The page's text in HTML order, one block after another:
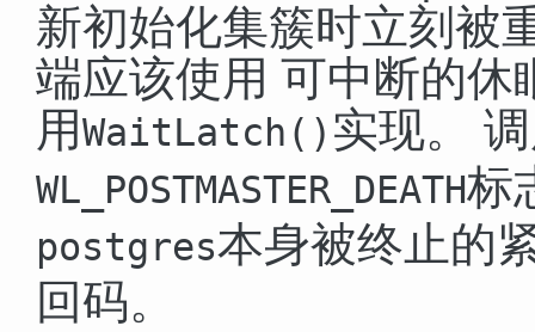
新初始化集簇时立刻被
端应该使用 可中断的
用WaitLatch() 实现。
WL_POSTMASTER_DEATH标
postgres本身被终止的
回码。